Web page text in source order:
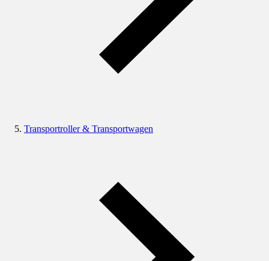
Transportroller & Transportwagen